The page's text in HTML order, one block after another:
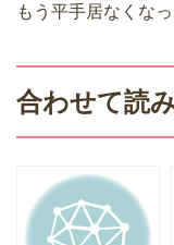
もう平手居なくな
合わせて読